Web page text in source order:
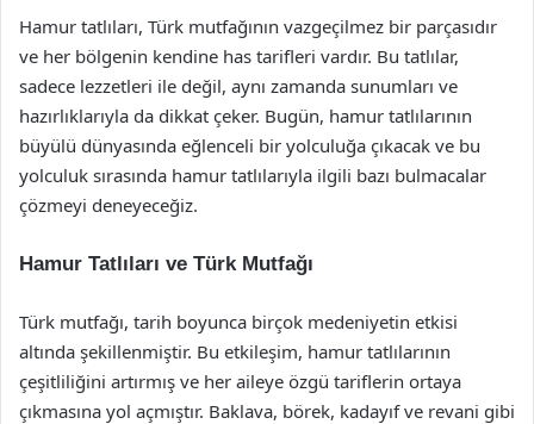
Hamur tatlıları, Türk mutfağının vazgeçilmez bir parçasıdır
ve her bölgenin kendine has tarifleri vardır. Bu tatlılar,
sadece lezzetleri ile değil, aynı zamanda sunumları ve
hazırlıklarıyla da dikkat çeker. Bugün, hamur tatlılarının
büyülü dünyasında eğlenceli bir yolculuğa çıkacak ve bu
yolculuk sırasında hamur tatlılarıyla ilgili bazı bulmacalar
çözmeyi deneyeceğiz.
Hamur Tatlıları ve Türk Mutfağı
Türk mutfağı, tarih boyunca birçok medeniyetin etkisi
altında şekillenmiştir. Bu etkileşim, hamur tatlılarının
çeşitliliğini artırmış ve her aileye özgü tariflerin ortaya
çıkmasına yol açmıştır. Baklava, börek, kadayıf ve revani gibi